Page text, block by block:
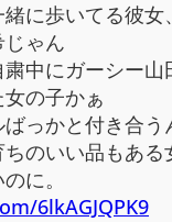
に歩いてる彼女
ゃん
中にガーシー山
の子かぁ
っかと付き合う
ちのいい品もあ
に。
6lkAGJQPK9